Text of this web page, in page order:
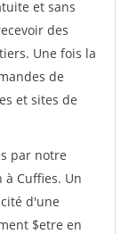
et sans
des
Une fois la
de
et sites de
par notre
Cuffies. Un
d'une
$etre en